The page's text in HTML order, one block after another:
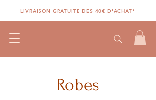
LIVRAISON GRATUITE DES 40€ D'ACHAT*
Robes